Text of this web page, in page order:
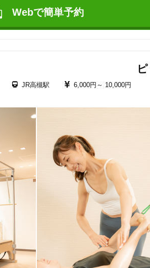
高槻市 変更す
Webで簡単予約
ピラティス
JR高槻駅 6,000円～ 10,000円